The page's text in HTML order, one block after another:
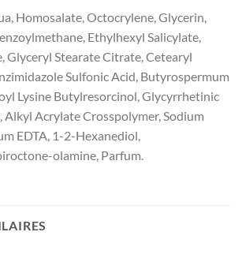
Homosalate, Octocrylene, Glycerin,
Ethylhexyl Salicylate,
Glyceryl Stearate Citrate, Cetearyl
Sulfonic Acid, Butyrospermum
Lysine Butylresorcinol, Glycyrrhetinic
Alkyl Acrylate Crosspolymer, Sodium
EDTA, 1-2-Hexanediol,
olamine, Parfum.